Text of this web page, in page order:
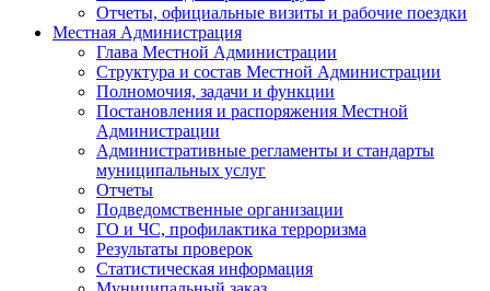
Отчеты, официальные визиты и рабочие поездки
Местная Администрация
Глава Местной Администрации
Структура и состав Местной Администрации
Полномочия, задачи и функции
Постановления и распоряжения Местной
Администрации
Административные регламенты и стандарты
муниципальных услуг
Отчеты
Подведомственные организации
ГО и ЧС, профилактика терроризма
Результаты проверок
Статистическая информация